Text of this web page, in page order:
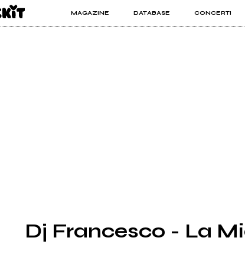
MAGAZINE DATABASE CONCERTI
INSIDER ROCKIT PRO
Dj Francesco - La